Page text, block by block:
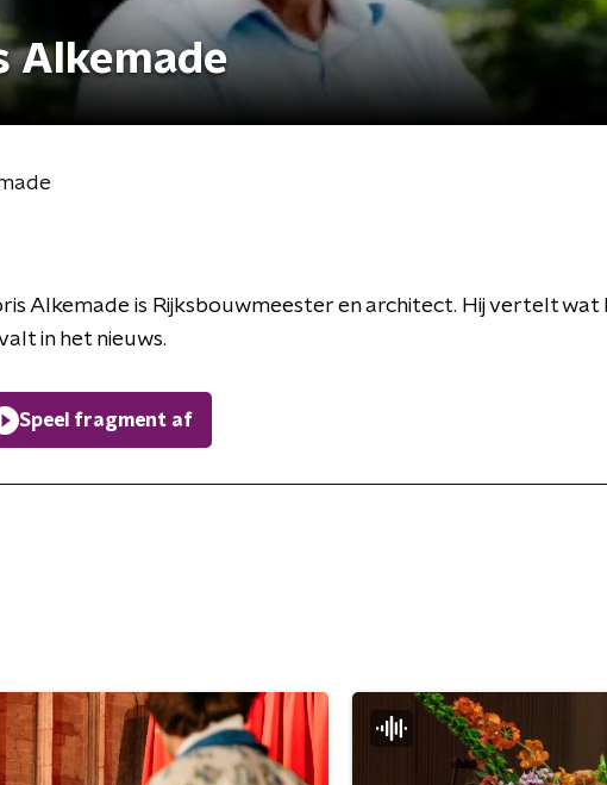
Alkemade
Alkemade is Rijksbouwmeester en architect. Hij vertelt wat
in het nieuws.
Speel fragment af